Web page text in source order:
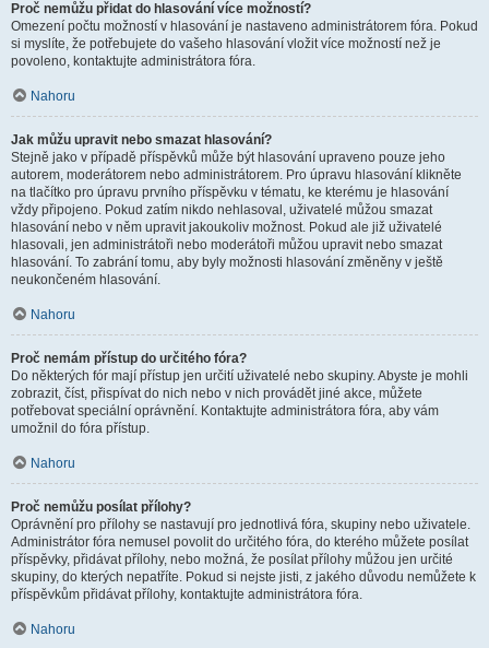
Proč nemůžu přidat do hlasování více možností?
Omezení počtu možností v hlasování je nastaveno administrátorem fóra. Pokud
si myslíte, že potřebujete do vašeho hlasování vložit více možností než je
povoleno, kontaktujte administrátora fóra.
Nahoru
Jak můžu upravit nebo smazat hlasování?
Stejně jako v případě příspěvků může být hlasování upraveno pouze jeho
autorem, moderátorem nebo administrátorem. Pro úpravu hlasování klikněte
na tlačítko pro úpravu prvního příspěvku v tématu, ke kterému je hlasování
vždy připojeno. Pokud zatím nikdo nehlasoval, uživatelé můžou smazat
hlasování nebo v něm upravit jakoukoliv možnost. Pokud ale již uživatelé
hlasovali, jen administrátoři nebo moderátoři můžou upravit nebo smazat
hlasování. To zabrání tomu, aby byly možnosti hlasování změněny v ještě
neukončeném hlasování.
Nahoru
Proč nemám přístup do určitého fóra?
Do některých fór mají přístup jen určití uživatelé nebo skupiny. Abyste je mohli
zobrazit, číst, přispívat do nich nebo v nich provádět jiné akce, můžete
potřebovat speciální oprávnění. Kontaktujte administrátora fóra, aby vám
umožnil do fóra přístup.
Nahoru
Proč nemůžu posílat přílohy?
Oprávnění pro přílohy se nastavují pro jednotlivá fóra, skupiny nebo uživatele.
Administrátor fóra nemusel povolit do určitého fóra, do kterého můžete posílat
příspěvky, přidávat přílohy, nebo možná, že posílat přílohy můžou jen určité
skupiny, do kterých nepatříte. Pokud si nejste jisti, z jakého důvodu nemůžete k
příspěvkům přidávat přílohy, kontaktujte administrátora fóra.
Nahoru